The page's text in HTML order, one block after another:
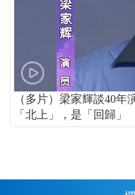
（多片）梁家輝談40
「北上」，是「回歸」